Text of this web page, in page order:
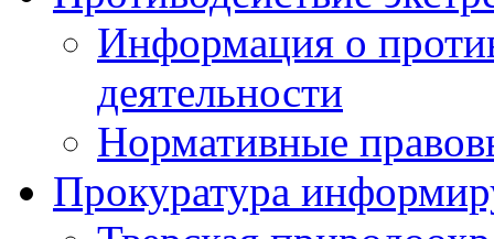
Информация о
деятельности
Нормативные
Прокуратура